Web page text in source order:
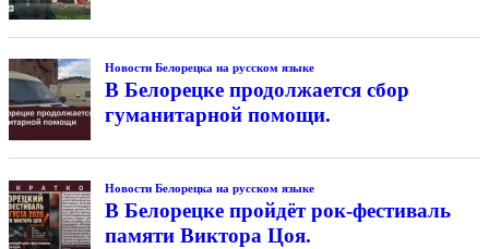
Новости Белорецка на русском языке
В Белорецке продолжается сбор
гуманитарной помощи.
Новости Белорецка на русском языке
В Белорецке пройдёт рок-фестиваль
памяти Виктора Цоя.